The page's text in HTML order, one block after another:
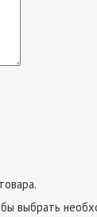
выбрать